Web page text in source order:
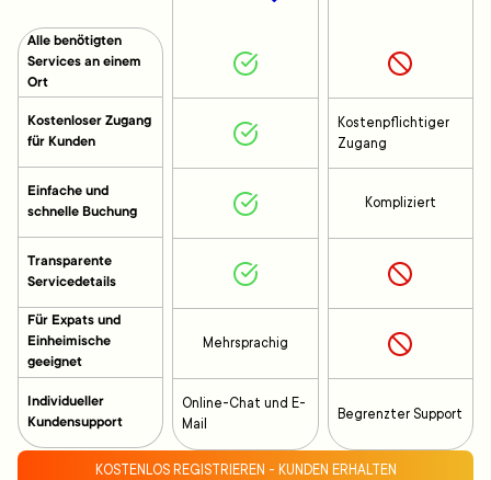
Alle benötigten
Services an einem
Ort
Kostenloser Zugang
für Kunden
Einfache und
schnelle Buchung
Transparente
Servicedetails
Für Expats und
Einheimische
geeignet
Individueller
Kundensupport
Mehrsprachig
Online-Chat und E-
Mail
Kostenpflichtiger
Zugang
Kompliziert
Begrenzter Support
KOSTENLOS REGISTRIEREN - KUNDEN ERHALTEN